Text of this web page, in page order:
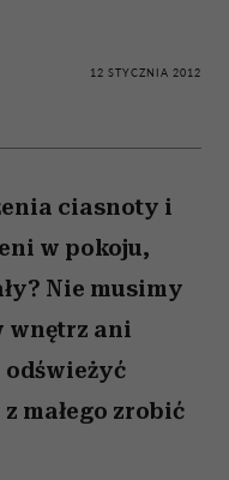
12 STYCZNIA 2012
ciasnoty i
w pokoju,
Nie musimy
wnętrz ani
małego zrobić